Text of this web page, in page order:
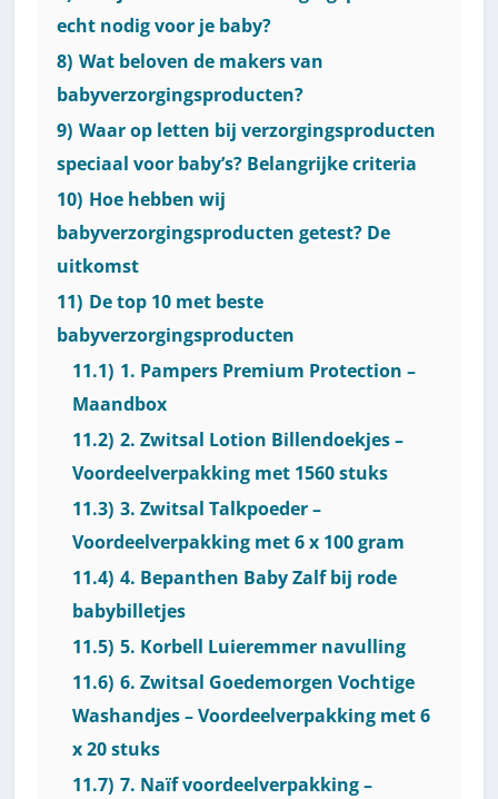
echt nodig voor je baby?
8) Wat beloven de makers van
babyverzorgingsproducten?
9) Waar op letten bij verzorgingsproducten
speciaal voor baby’s? Belangrijke criteria
10) Hoe hebben wij
babyverzorgingsproducten getest? De
uitkomst
11) De top 10 met beste
babyverzorgingsproducten
11.1) 1. Pampers Premium Protection –
Maandbox
11.2) 2. Zwitsal Lotion Billendoekjes –
Voordeelverpakking met 1560 stuks
11.3) 3. Zwitsal Talkpoeder –
Voordeelverpakking met 6 x 100 gram
11.4) 4. Bepanthen Baby Zalf bij rode
babybilletjes
11.5) 5. Korbell Luieremmer navulling
11.6) 6. Zwitsal Goedemorgen Vochtige
Washandjes – Voordeelverpakking met 6
x 20 stuks
11.7) 7. Naïf voordeelverpakking –